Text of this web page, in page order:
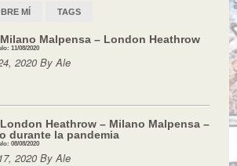
MÍ TAGS
Malpensa – London Heathrow
11/08/2020
2020 By Ale
Heathrow – Milano Malpensa –
durante la pandemia
08/08/2020
2020 By Ale